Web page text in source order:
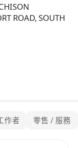
ROAD, SOUTH
作者 零售 / 服務